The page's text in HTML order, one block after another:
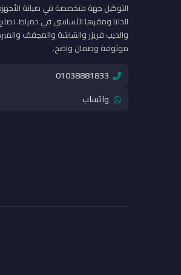
التوكيل جهة متخصصة في صيانة
الدلتا ومقرها الأساسي في دمياط.
والديب فريزر والشاشة والمجفف
موثوقة وضمان واضح.
01038881833
واتساب